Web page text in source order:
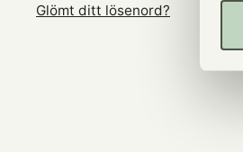
Glömt ditt lösenord?